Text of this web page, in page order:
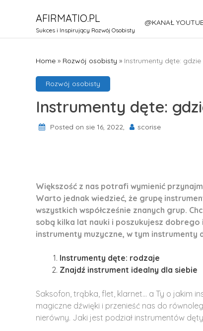
AFIRMATIO.PL
Sukces i Inspirujący Rozwój Osobisty
@KANAŁ
Home » Rozwój osobisty » Instrumenty dęte: gdzie
Rozwój osobisty
Instrumenty dęte:
Posted on sie 16, 2022, scorise
Większość z nas potrafi wymienić
Warto jednak wiedzieć, że grupę
wszystkich współcześnie znanych grup.
sobą kilka lat nauki i poszukujesz
instrumenty muzyczne, w tym instrumenty
Instrumenty dęte: rodzaje
Znajdź instrument idealny dla siebie
Saksofon, trąbka, flet, klarnet… a Ty o jakim
magiczne dźwięki i przenieść nas do
nierówny. Jaki jest podział instrumentów